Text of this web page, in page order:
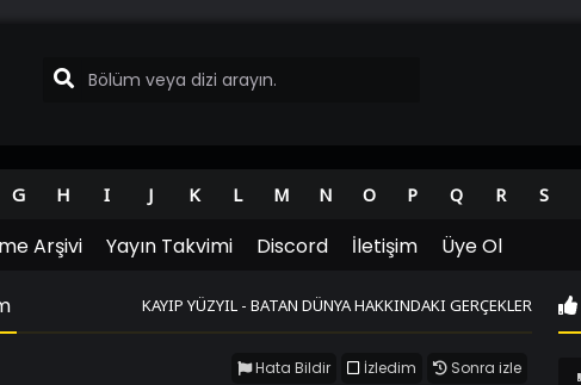
G H I J K L M N O P Q R S
Arşivi Yayın Takvimi Discord İletişim Üye Ol
KAYIP YÜZYIL - BATAN DÜNYA HAKKINDAKI GERÇEKLER
Sonra izle
İzledim
Hata Bildir